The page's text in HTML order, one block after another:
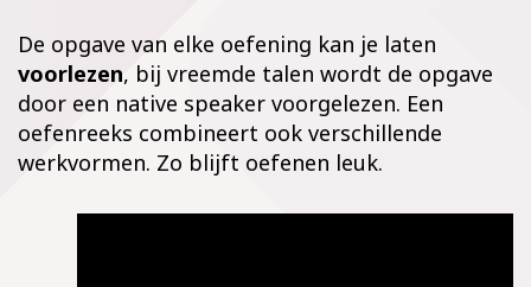
De opgave van elke oefening kan je laten
voorlezen, bij vreemde talen wordt de opgave
door een native speaker voorgelezen. Een
oefenreeks combineert ook verschillende
werkvormen. Zo blijft oefenen leuk.